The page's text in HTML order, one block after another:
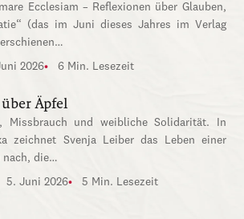
Ecclesiam – Reflexionen über Glauben,
(das im Juni dieses Jahres im Verlag
2026 6 Min. Lesezeit
Äpfel
Missbrauch und weibliche Solidarität. In
zeichnet Svenja Leiber das Leben einer
nach, die…
5. Juni 2026 5 Min. Lesezeit